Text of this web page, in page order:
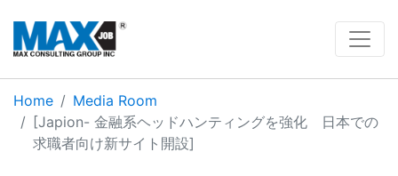
Home
Media Room
[Japion- 金融系ヘッドハンティングを強化 日本での
求職者向け新サイト開設]